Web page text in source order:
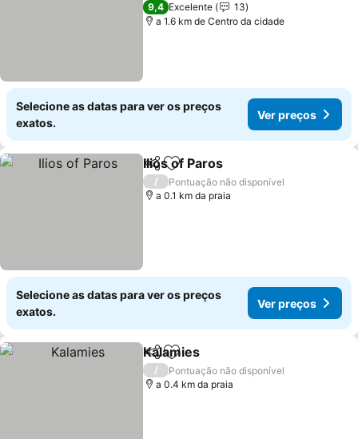
9,4 Excelente
13
a 1.6 km de Centro da cidade
Selecione as datas para ver os preços
exatos.
Ver preços
PartilharAdicionar aos favoritos
Ilios of Paros
/
Pontuação não disponível
a 0.1 km da praia
Selecione as datas para ver os preços
exatos.
Ver preços
PartilharAdicionar aos favoritos
Kalamies
/
Pontuação não disponível
a 0.4 km da praia